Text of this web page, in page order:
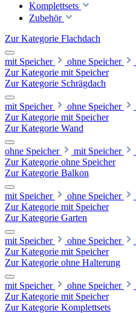
Komplettsets
Zubehör
Zur Kategorie Flachdach
mit Speicher ohne Speicher
Zur Kategorie mit Speicher
Zur Kategorie Schrägdach
mit Speicher ohne Speicher
Zur Kategorie mit Speicher
Zur Kategorie Wand
ohne Speicher mit Speicher
Zur Kategorie ohne Speicher
Zur Kategorie Balkon
mit Speicher ohne Speicher
Zur Kategorie mit Speicher
Zur Kategorie Garten
mit Speicher ohne Speicher
Zur Kategorie mit Speicher
Zur Kategorie ohne Halterung
mit Speicher ohne Speicher
Zur Kategorie mit Speicher
Zur Kategorie Komplettsets